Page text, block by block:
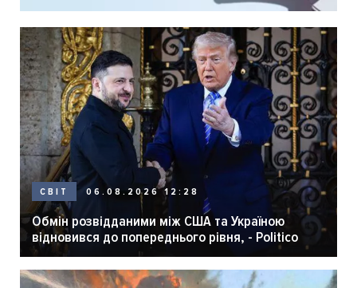
СВІТ 06.08.2026 12:28
Обмін розвідданими між США та Україною
відновився до попереднього рівня, - Politico